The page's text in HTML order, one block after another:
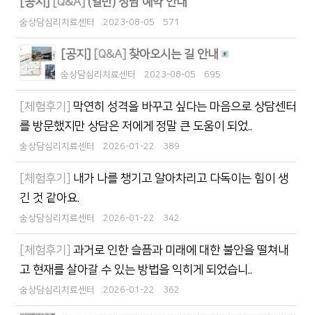
숨상담심리치료센터 2023-08-05 571
[공지] [Q&A] 찾아오시는 길 안내
숨상담심리치료센터 2023-08-05 695
[체험후기]
막연히 성격을 바꾸고 싶다는 마음으로 상담센터
를 방문했지만 상담은 저에게 정말 큰 도움이 되었..
숨상담심리치료센터 2026-01-22 389
[체험후기]
내가 나를 챙기고 알아차리고 다독이는 힘이 생
긴 것 같아요.
숨상담심리치료센터 2026-01-22 342
[체험후기]
과거로 인한 슬픔과 미래에 대한 불안을 떨쳐내
고 현재를 살아갈 수 있는 방법을 익히게 되었습니..
숨상담심리치료센터 2026-01-22 362